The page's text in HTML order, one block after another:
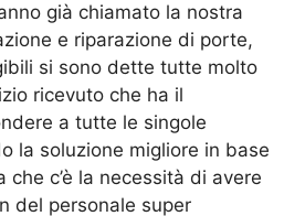
già chiamato la nostra
e riparazione di porte,
si sono dette tutte molto
ricevuto che ha il
a tutte le singole
la soluzione migliore in base
che c’è la necessità di avere
del personale super